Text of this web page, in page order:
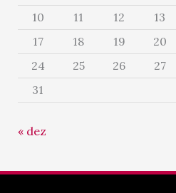
10
11 12 13
17
18 19 20
24
25 26 27
31
« dez